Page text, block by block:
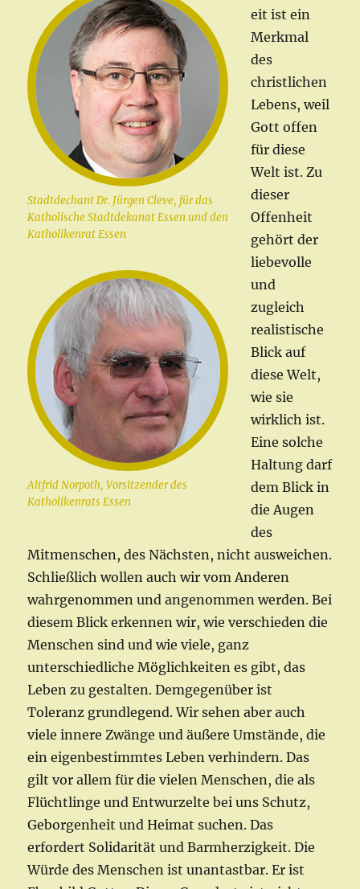
Stadtdechant Dr. Jürgen Cleve, für das
Katholische Stadtdekanat Essen und den
Katholikenrat Essen
Altfrid Norpoth, Vorsitzender des
Katholikenrats Essen
eit ist ein
Merkmal
des
christlichen
Lebens, weil
Gott offen
für diese
Welt ist. Zu
dieser
Offenheit
gehört der
liebevolle
und
zugleich
realistische
Blick auf
diese Welt,
wie sie
wirklich ist.
Eine solche
Haltung darf
dem Blick in
die Augen
des
Mitmenschen, des Nächsten, nicht ausweichen.
Schließlich wollen auch wir vom Anderen
wahrgenommen und angenommen werden. Bei
diesem Blick erkennen wir, wie verschieden die
Menschen sind und wie viele, ganz
unterschiedliche Möglichkeiten es gibt, das
Leben zu gestalten. Demgegenüber ist
Toleranz grundlegend. Wir sehen aber auch
viele innere Zwänge und äußere Umstände, die
ein eigenbestimmtes Leben verhindern. Das
gilt vor allem für die vielen Menschen, die als
Flüchtlinge und Entwurzelte bei uns Schutz,
Geborgenheit und Heimat suchen. Das
erfordert Solidarität und Barmherzigkeit. Die
Würde des Menschen ist unantastbar. Er ist